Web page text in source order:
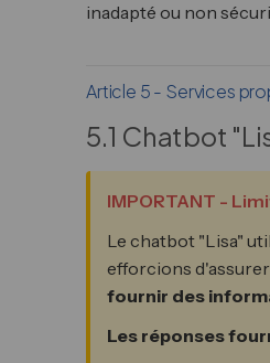
inadapté ou non
Article 5 - Services
5.1 Chatbot
IMPORTANT -
Le chatbot "Lisa"
efforcions
fournir des
Les réponses